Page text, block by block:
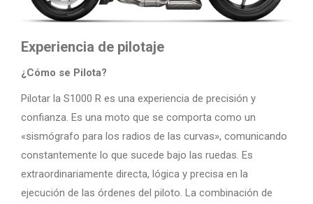
Experiencia de pilotaje
¿Cómo se Pilota?
Pilotar la S1000 R es una experiencia de precisión y
confianza. Es una moto que se comporta como un
«sismógrafo para los radios de las curvas», comunicando
constantemente lo que sucede bajo las ruedas. Es
extraordinariamente directa, lógica y precisa en la
ejecución de las órdenes del piloto. La combinación de